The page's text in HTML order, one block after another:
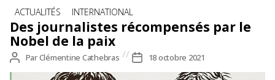
Catégories
ACTUALITÉS INTERNATIONAL
Des journalistes récompensés par le
Nobel de la paix
Auteur
de
ParClémentine Cathebras
Date
de
18 octobre 2021